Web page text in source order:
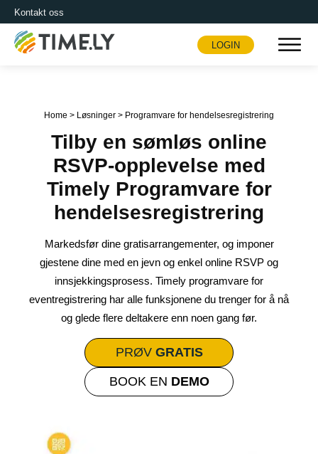
Kontakt oss
Timely
LOGIN
Home > Løsninger > Programvare for hendelsesregistrering
Tilby en sømløs online
RSVP-opplevelse med
Timely Programvare for
hendelsesregistrering
Markedsfør dine gratisarrangementer, og imponer
gjestene dine med en jevn og enkel online RSVP og
innsjekkingsprosess. Timely programvare for
eventregistrering har alle funksjonene du trenger for å nå
og glede flere deltakere enn noen gang før.
PRØV GRATIS
BOOK EN DEMO